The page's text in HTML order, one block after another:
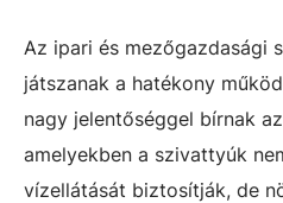
Az ipari és mezőgazdasági
játszanak a hatékony
nagy jelentőséggel bírnak
amelyekben a szivattyúk
vízellátását biztosítják, de